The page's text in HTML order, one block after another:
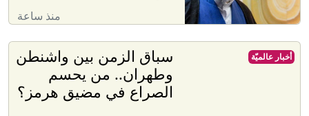
منذ ساعة
سباق الزمن بين واشنطن
وطهران.. من يحسم
الصراع في مضيق هرمز؟
أخبار عالميّة